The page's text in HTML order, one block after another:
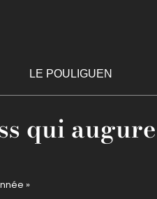
LE POULIGUEN
qui
»